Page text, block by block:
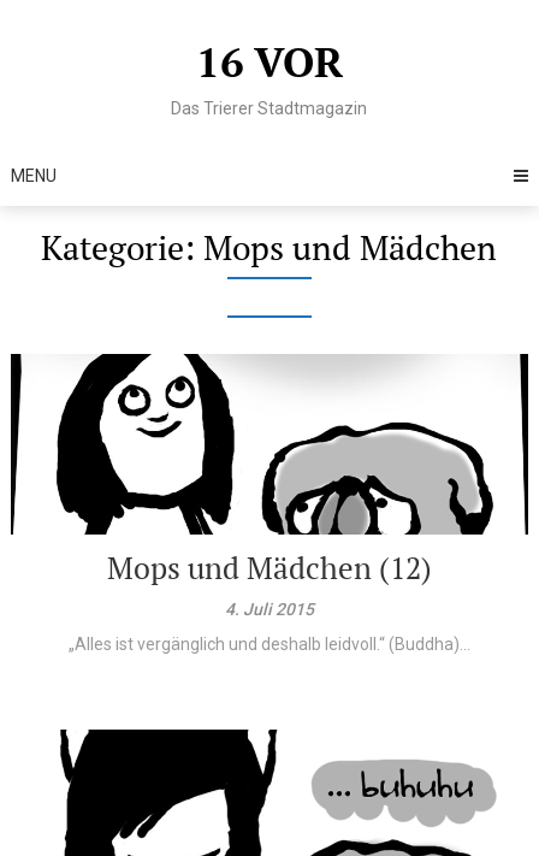
16 VOR
Das Trierer Stadtmagazin
MENU
Kategorie:Mops und Mädchen
Mops und Mädchen (12)
4. Juli 2015
„Alles ist vergänglich und deshalb leidvoll.“ (Buddha)...